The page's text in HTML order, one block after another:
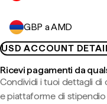
GBP a AMD
USD ACCOUNT
Ricevi pagamenti da
Condividi i tuoi dettagli di
e piattaforme di